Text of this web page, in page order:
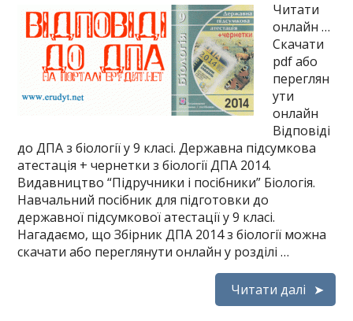
Читати
онлайн …
Скачати
pdf або
переглян
ути
онлайн
Відповіді
до ДПА з біології у 9 класі. Державна підсумкова
атестація + чернетки з біології ДПА 2014.
Видавництво “Підручники і посібники” Біологія.
Навчальний посібник для підготовки до
державної підсумкової атестації у 9 класі.
Нагадаємо, що Збірник ДПА 2014 з біології можна
скачати або переглянути онлайн у розділі …
Читати далі